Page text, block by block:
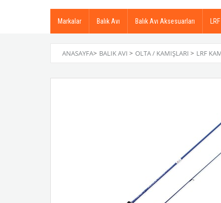
Markalar Balık Avı Balık Avı Aksesuarları LRF
ANASAYFA> BALIK AVI > OLTA / KAMIŞLARI > LRF